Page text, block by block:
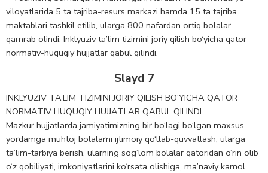
viloyatlarida 5 ta tajriba-resurs markazi hamda 15 ta tajriba
maktablari tashkil etilib, ularga 800 nafardan ortiq bolalar
qamrab olindi. Inklyuziv ta’lim tizimini joriy qilish bo‘yicha qator
normativ-huquqiy hujjatlar qabul qilindi.
Slayd 7
INKLYUZIV TA’LIM TIZIMINI JORIY QILISH BO‘YICHA QATOR
NORMATIV HUQUQIY HUJJATLAR QABUL QILINDI
Mazkur hujjatlarda jamiyatimizning bir bo‘lagi bo‘lgan maxsus
yordamga muhtoj bolalarni ijtimoiy qo‘llab-quvvatlash, ularga
ta’lim-tarbiya berish, ularning sog‘lom bolalar qatoridan o‘rin olib
o‘z qobiliyati, imkoniyatlarini ko‘rsata olishiga, ma’naviy kamol